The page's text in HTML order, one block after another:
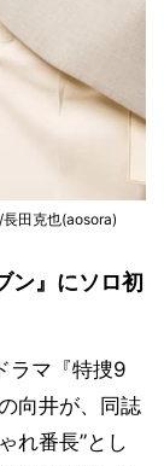
田克也(aosora)
ン』にソロ初
ラマ『特捜9
向井が、同誌
れ番長”とし